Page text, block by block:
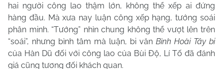
hai người công lao thậm lớn, không thể xếp ai đứng
hàng đầu. Mà xưa nay luận công xếp hạng, tướng soái
phân minh. “Tướng” nhìn chung không thể vượt lên trên
“soái”, nhưng bình tâm mà luận, bi văn Bình Hoài Tây bi
của Hàn Dũ đối với công lao của Bùi Độ, Lí Tố đã đánh
giá cũng tương đối khách quan.